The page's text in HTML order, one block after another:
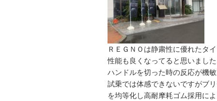
ＲＥＧＮＯは静粛性に優れたタ
性能も良くなってると思いまし
ハンドルを切った時の反応が機
試乗では体感できないですがブ
を均等化し高耐摩耗ゴム採用に